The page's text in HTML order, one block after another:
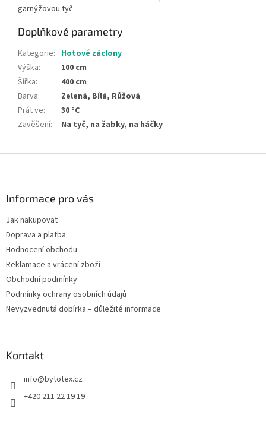
garnýžovou tyč.
Doplňkové parametry
Kategorie: Hotové záclony
Výška:
100 cm
Šířka:
400 cm
Barva:
Zelená, Bílá, Růžová
Prát ve:
30 °C
Zavěšení: Na tyč, na žabky, na háčky
Informace pro vás
Jak nakupovat
Doprava a platba
Hodnocení obchodu
Reklamace a vrácení zboží
Obchodní podmínky
Podmínky ochrany osobních údajů
Nevyzvednutá dobírka – důležité informace
Kontakt
info@bytotex.cz
+420 211 22 19 19